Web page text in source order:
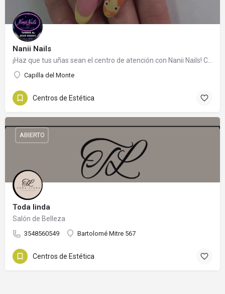
Nanii Nails
Capilla del Monte
Centros de Estética
Toda linda
Salón de Belleza
3548560549 Bartolomé Mitre 567
ABIERTO
Centros de Estética